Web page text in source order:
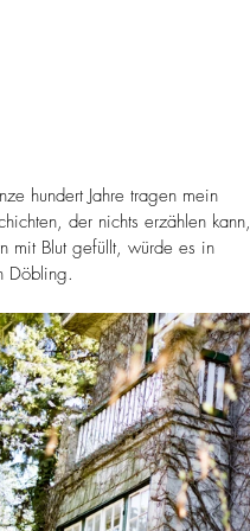
hundert Jahre tragen mein
der nichts erzählen kann,
mit Blut gefüllt, würde es in
Döbling.